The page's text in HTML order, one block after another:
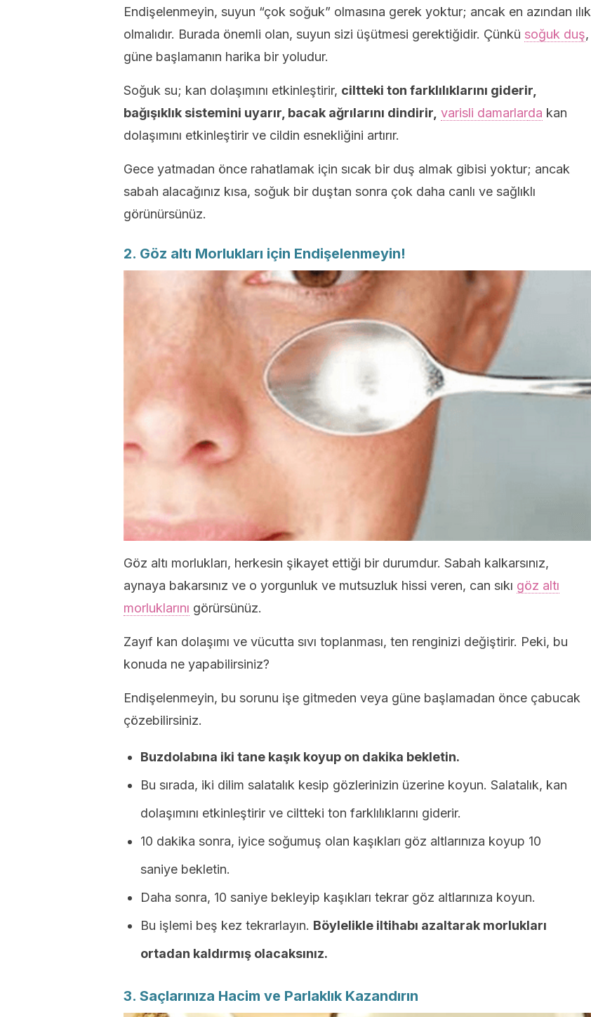
Endişelenmeyin, suyun “çok soğuk” olmasına gerek yoktur; ancak en azından ılık
olmalıdır. Burada önemli olan, suyun sizi üşütmesi gerektiğidir. Çünkü soğuk duş,
güne başlamanın harika bir yoludur.
Soğuk su; kan dolaşımını etkinleştirir, ciltteki ton farklılıklarını giderir,
bağışıklık sistemini uyarır, bacak ağrılarını dindirir, varisli damarlarda kan
dolaşımını etkinleştirir ve cildin esnekliğini artırır.
Gece yatmadan önce rahatlamak için sıcak bir duş almak gibisi yoktur; ancak
sabah alacağınız kısa, soğuk bir duştan sonra çok daha canlı ve sağlıklı
görünürsünüz.
2. Göz altı Morlukları için Endişelenmeyin!
Göz altı morlukları, herkesin şikayet ettiği bir durumdur. Sabah kalkarsınız,
aynaya bakarsınız ve o yorgunluk ve mutsuzluk hissi veren, can sıkı göz altı
morluklarını görürsünüz.
Zayıf kan dolaşımı ve vücutta sıvı toplanması, ten renginizi değiştirir. Peki, bu
konuda ne yapabilirsiniz?
Endişelenmeyin, bu sorunu işe gitmeden veya güne başlamadan önce çabucak
çözebilirsiniz.
Buzdolabına iki tane kaşık koyup on dakika bekletin.
Bu sırada, iki dilim salatalık kesip gözlerinizin üzerine koyun. Salatalık, kan
dolaşımını etkinleştirir ve ciltteki ton farklılıklarını giderir.
10 dakika sonra, iyice soğumuş olan kaşıkları göz altlarınıza koyup 10
saniye bekletin.
Daha sonra, 10 saniye bekleyip kaşıkları tekrar göz altlarınıza koyun.
Bu işlemi beş kez tekrarlayın. Böylelikle iltihabı azaltarak morlukları
ortadan kaldırmış olacaksınız.
3. Saçlarınıza Hacim ve Parlaklık Kazandırın